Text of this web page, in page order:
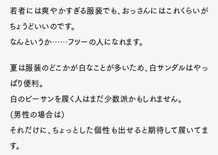
若者には爽やかすぎる服装でも、おっさんにはこれくらいが
ちょうどいいのです。
なんというか……フツーの人になれます。
夏は服装のどこかが白なことが多いため、白サンダルはやっ
ぱり便利。
白のビーサンを履く人はまだ少数派かもしれません。
（男性の場合は）
それだけに、ちょっとした個性も出せると期待して履いてま
す。